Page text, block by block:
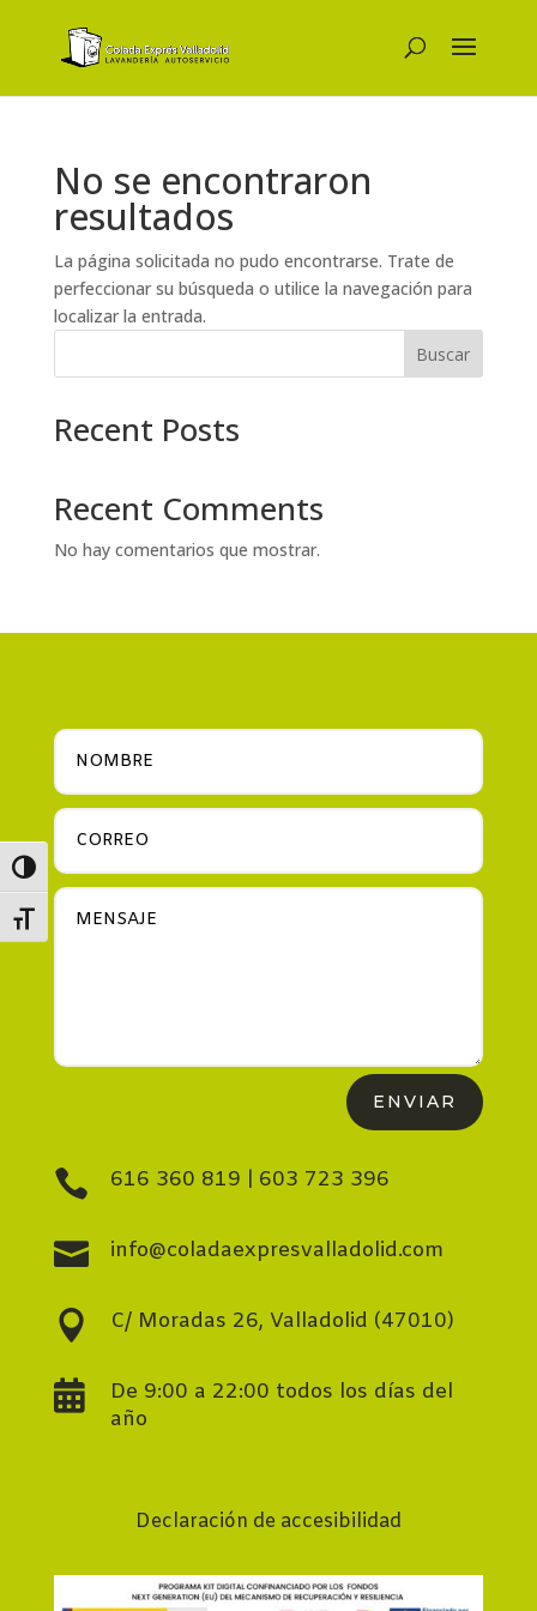
Alternar alto contraste
Alternar tamaño de letra
No se encontraron
resultados
La página solicitada no pudo encontrarse. Trate de
perfeccionar su búsqueda o utilice la navegación para
localizar la entrada.
Buscar
Recent Posts
Recent Comments
No hay comentarios que mostrar.
ENVIAR
 616 360 819 603 723 396
 info@coladaexpresvalladolid.com
 C/ Moradas 26, Valladolid (47010)

De 9:00 a 22:00 todos los días del
año
Declaración de accesibilidad